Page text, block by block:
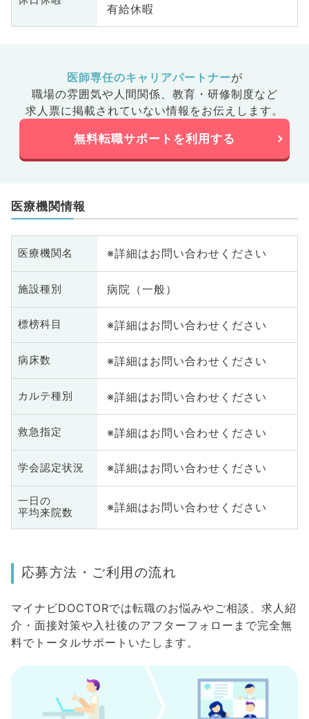
有給休暇
医師専任のキャリアパートナーが
職場の雰囲気や人間関係、 教育・研修制度など
求人票に掲載されていない情報をお伝えします。
無料転職サポートを利用する
医療機関情報
医療機関名 ※詳細はお問い合わせください
施設種別 病院（一般）
標榜科目 ※詳細はお問い合わせください
病床数 ※詳細はお問い合わせください
カルテ種別 ※詳細はお問い合わせください
救急指定 ※詳細はお問い合わせください
学会認定状況 ※詳細はお問い合わせください
一日の
平均来院数
※詳細はお問い合わせください
応募方法・ご利用の流れ
マイナビDOCTORでは転職のお悩みやご相談、求人紹
介・面接対策や入社後のアフターフォローまで完全無
料でトータルサポートいたします。